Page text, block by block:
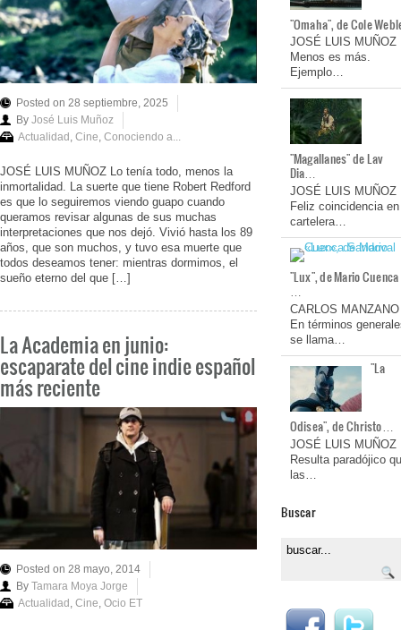
Posted on 28 septiembre, 2025
By José Luis Muñoz
Actualidad, Cine, Conociendo a...
JOSÉ LUIS MUÑOZ Lo tenía todo, menos la
inmortalidad. La suerte que tiene Robert Redford
es que lo seguiremos viendo guapo cuando
queramos revisar algunas de sus muchas
interpretaciones que nos dejó. Vivió hasta los 89
años, que son muchos, y tuvo esa muerte que
todos deseamos tener: mientras dormimos, el
sueño eterno del que […]
La Academia en junio:
escaparate del cine indie español
más reciente
Posted on 28 mayo, 2014
By Tamara Moya Jorge
Actualidad , Cine, Ocio ET
"Omaha", de Cole
JOSÉ LUIS MUÑOZ
Menos es más.
Ejemplo…
"Magallanes" de Lav
Dia…
JOSÉ LUIS MUÑOZ
Feliz coincidencia en
cartelera…
"Lux", de Mario Cuenca
…
CARLOS MANZANO
En términos
se llama…
"La
Odisea", de Christo…
JOSÉ LUIS MUÑOZ
Resulta paradójico
las…
Buscar